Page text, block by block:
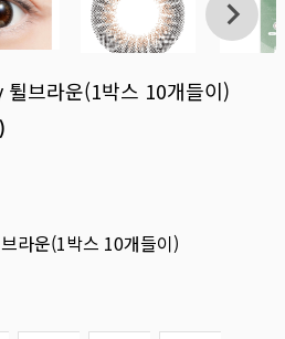
브라운(1박스 10개들이)
)
라운(1박스 10개들이)